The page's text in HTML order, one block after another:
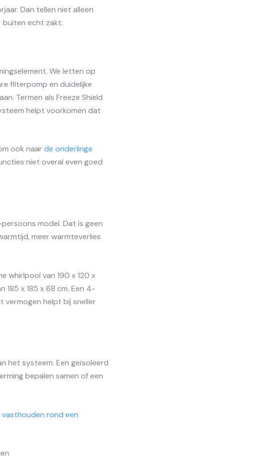
Dan tellen niet alleen
buiten echt zakt.
We letten op
filterpomp en duidelijke
Termen als Freeze Shield
helpt voorkomen dat
ook naarde onderlinge
niet overal even goed
model. Dat is geen
meer warmteverlies
whirlpool van 190 x 120 x
x 185 x 68 cm. Een 4-
vermogen helpt bij sneller
het systeem. Een geïsoleerd
bepalen samen of een
rond een